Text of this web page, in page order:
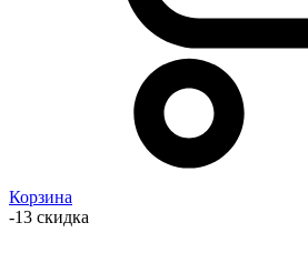
Корзина
-13 скидка